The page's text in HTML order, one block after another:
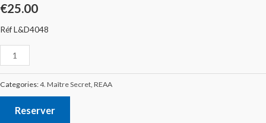
€25.00
Réf L&D4048
Categories:4. Maître Secret REAA
Reserver